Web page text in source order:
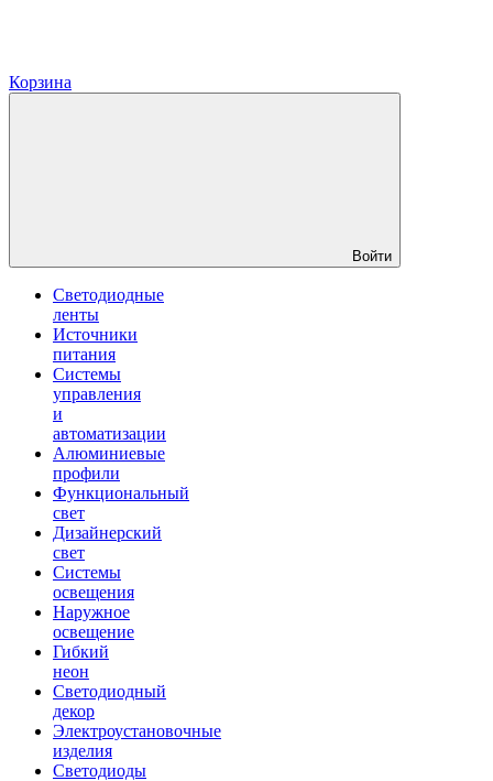
Корзина
Войти
Светодиодные
ленты
Источники
питания
Системы
управления
и
автоматизации
Алюминиевые
профили
Функциональный
свет
Дизайнерский
свет
Системы
освещения
Наружное
освещение
Гибкий
неон
Светодиодный
декор
Электроустановочные
изделия
Светодиоды